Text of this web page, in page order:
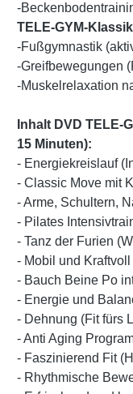
-
TELE-GYM-
-Fußgymnastik
-Greifbewegungen
-Muskelrelaxation
Inhalt DVD TELE-
15 Minuten):
- Energiekreislauf
- Classic Move mit
- Arme, Schultern,
- Pilates
- Tanz der Furien
- Mobil und
- Bauch Beine Po
- Energie und
- Dehnung (Fit fürs
- Anti Aging
- Faszinierend Fit
- Rhythmische